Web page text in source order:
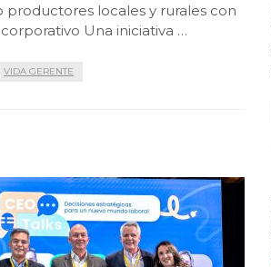
productores locales y rurales con
Una iniciativa …
VIDA GERENTE